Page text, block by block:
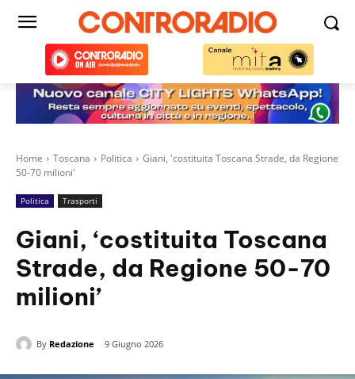
Home Toscana Politica
Giani, 'costituita Toscana Strade, da Regione
50-70 milioni'
Politica Trasporti
Giani, ‘costituita Toscana
Strade, da Regione 50-70
milioni’
By Redazione 9 Giugno 2026